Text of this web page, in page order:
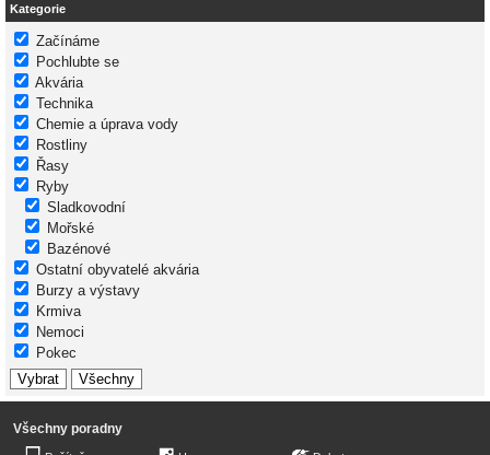
Kategorie
Začínáme
Pochlubte se
Akvária
Technika
Chemie a úprava vody
Rostliny
Řasy
Ryby
Sladkovodní
Mořské
Bazénové
Ostatní obyvatelé akvária
Burzy a výstavy
Krmiva
Nemoci
Pokec
Všechny poradny